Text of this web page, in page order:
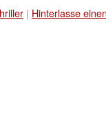
| Hinterlasse